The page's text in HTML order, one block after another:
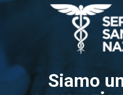
Siamo